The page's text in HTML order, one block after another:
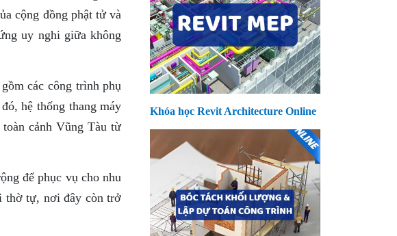
cộng đồng phật tử và
uy nghi giữa không
các công trình phụ
hệ thống thang máy
cảnh Vũng Tàu từ
để phục vụ cho nhu
thờ tự, nơi đây còn trở
Khóa học Revit Architecture Online